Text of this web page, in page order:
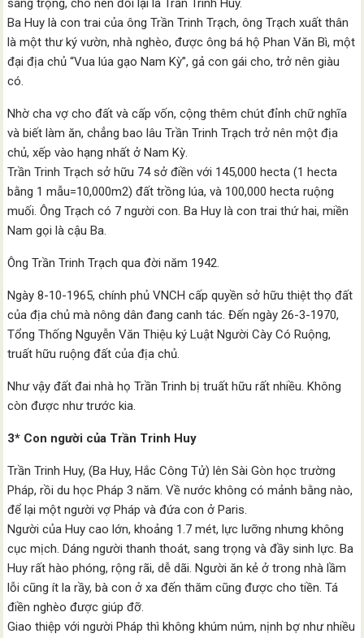
sang trọng, cho nên đổi lại là Trần Trinh Huy.
Ba Huy là con trai của ông Trần Trinh Trạch, ông Trạch xuất thân
là một thư ký vườn, nhà nghèo, được ông bá hộ Phan Văn Bì, một
đại địa chủ “Vua lúa gạo Nam Kỳ”, gả con gái cho, trở nên giàu
có.
Nhờ cha vợ cho đất và cấp vốn, cộng thêm chút đỉnh chữ nghĩa
và biết làm ăn, chẳng bao lâu Trần Trinh Trạch trở nên một địa
chủ, xếp vào hạng nhất ở Nam Kỳ.
Trần Trinh Trạch sở hữu 74 sở điền với 145,000 hecta (1 hecta
bằng 1 mẫu=10,000m2) đất trồng lúa, và 100,000 hecta ruộng
muối. Ông Trạch có 7 người con. Ba Huy là con trai thứ hai, miền
Nam gọi là cậu Ba.
Ông Trần Trinh Trạch qua đời năm 1942.
Ngày 8-10-1965, chính phủ VNCH cấp quyền sở hữu thiệt thọ đất
của địa chủ mà nông dân đang canh tác. Đến ngày 26-3-1970,
Tổng Thống Nguyễn Văn Thiệu ký Luật Người Cày Có Ruộng,
truất hữu ruộng đất của địa chủ.
Như vậy đất đai nhà họ Trần Trinh bị truất hữu rất nhiều. Không
còn được như trước kia.
3* Con người của Trần Trinh Huy
Trần Trinh Huy, (Ba Huy, Hắc Công Tử) lên Sài Gòn học trường
Pháp, rồi du học Pháp 3 năm. Về nước không có mảnh bằng nào,
để lại một người vợ Pháp và đứa con ở Paris.
Người của Huy cao lớn, khoảng 1.7 mét, lực lưỡng nhưng không
cục mịch. Dáng người thanh thoát, sang trọng và đầy sinh lực. Ba
Huy rất hào phóng, rộng rãi, dễ dãi. Người ăn kẻ ở trong nhà lầm
lỗi cũng ít la rầy, bà con ở xa đến thăm cũng được cho tiền. Tá
điền nghèo được giúp đỡ.
Giao thiệp với người Pháp thì không khúm núm, nịnh bợ như nhiều